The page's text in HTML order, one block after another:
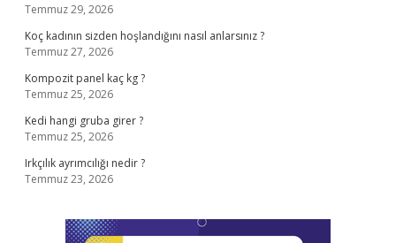
Temmuz 29, 2026
Koç kadının sizden hoşlandığını nasıl anlarsınız ?
Temmuz 27, 2026
Kompozit panel kaç kg ?
Temmuz 25, 2026
Kedi hangi gruba girer ?
Temmuz 25, 2026
Irkçılık ayrımcılığı nedir ?
Temmuz 23, 2026